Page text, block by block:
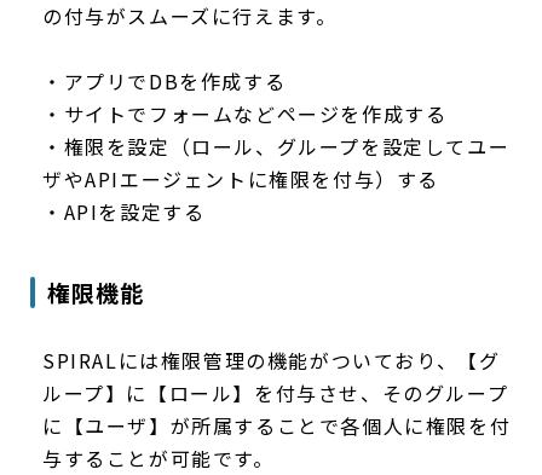
の付与がスムーズに行えます。
・アプリでDBを作成する
・サイトでフォームなどページを作成する
・権限を設定（ロール、グループを設定してユー
ザやAPIエージェントに権限を付与）する
・APIを設定する
権限機能
SPIRALには権限管理の機能がついており、【グ
ループ】に【ロール】を付与させ、そのグループ
に【ユーザ】が所属することで各個人に権限を付
与することが可能です。